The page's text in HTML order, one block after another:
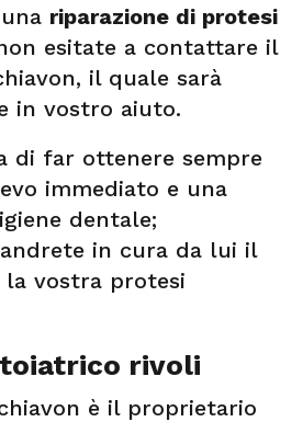
riparazione di protesi
esitate a contattare il
il quale sarà
in vostro aiuto.
di far ottenere sempre
immediato e una
dentale;
in cura da lui il
vostra protesi
rivoli
è il proprietario